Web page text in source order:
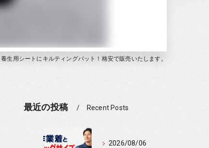
養生用シートにキルティングパット！格安で販売いたします。
最近の投稿 Recent Posts
2026/08/06